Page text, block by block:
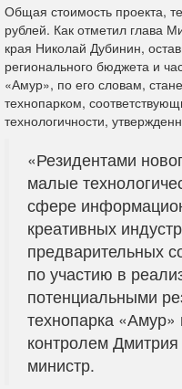
Общая стоимость проекта,
рублей. Как отметил глава
края Николай Дубинин,
регионального бюджета и
«Амур», по его словам,
технопарком,
технологичности,
«Резидентами
малые
сфере
креативных
предварительных
по участию в
потенциальными
технопарка
контролем
министр.